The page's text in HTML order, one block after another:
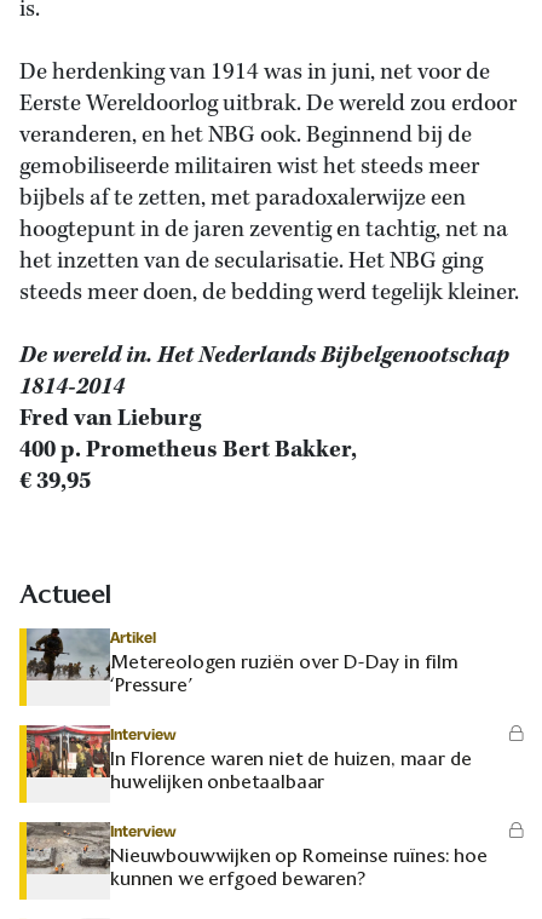
is.
De herdenking van 1914 was in juni, net voor de
Eerste Wereldoorlog uitbrak. De wereld zou erdoor
veranderen, en het NBG ook. Beginnend bij de
gemobiliseerde militairen wist het steeds meer
bijbels af te zetten, met paradoxalerwijze een
hoogtepunt in de jaren zeventig en tachtig, net na
het inzetten van de secularisatie. Het NBG ging
steeds meer doen, de bedding werd tegelijk kleiner.
De wereld in. Het Nederlands Bijbelgenootschap
1814-2014
Fred van Lieburg
400 p. Prometheus Bert Bakker,
€ 39,95
Actueel
Artikel
Metereologen ruziën over D-Day in film
‘Pressure’
Interview
In Florence waren niet de huizen, maar de
huwelijken onbetaalbaar
Interview
Nieuwbouwwijken op Romeinse ruïnes: hoe
kunnen we erfgoed bewaren?